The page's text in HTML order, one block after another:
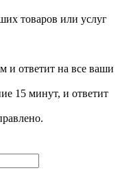
товаров или услуг
и ответит на все ваши
15 минут, и ответит